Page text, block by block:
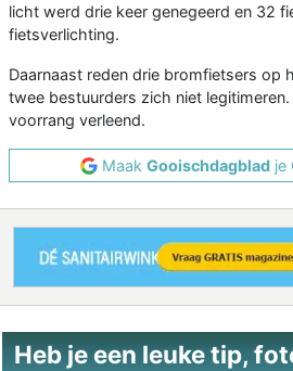
licht werd drie keer genegeerd en 32
fietsverlichting.
Daarnaast reden drie bromfietsers op
twee bestuurders zich niet
voorrang verleend.
Maak Gooischdagbladje
Heb je een leuke tip,